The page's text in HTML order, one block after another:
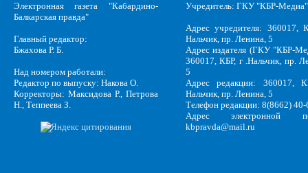
Электронная газета "Кабардино-
Балкарская правда"
Главный редактор:
Бжахова Р. Б.
Над номером работали:
Редактор по выпуску: Накова О.
Корректоры: Максидова Р., Петрова
Н., Теппеева З.
Учредитель: ГКУ "КБР-Медиа"
Адрес учредителя: 360017,
Нальчик, пр. Ленина, 5
Адрес издателя (ГКУ "КБР-
360017, КБР, г .Нальчик, пр.
5
Адрес редакции: 360017,
Нальчик, пр. Ленина, 5
Телефон редакции: 8(8662)
Адрес электронной
kbpravda@mail.ru